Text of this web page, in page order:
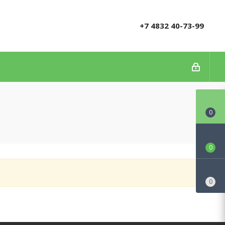
+7 4832 40-73-99
0
0
0